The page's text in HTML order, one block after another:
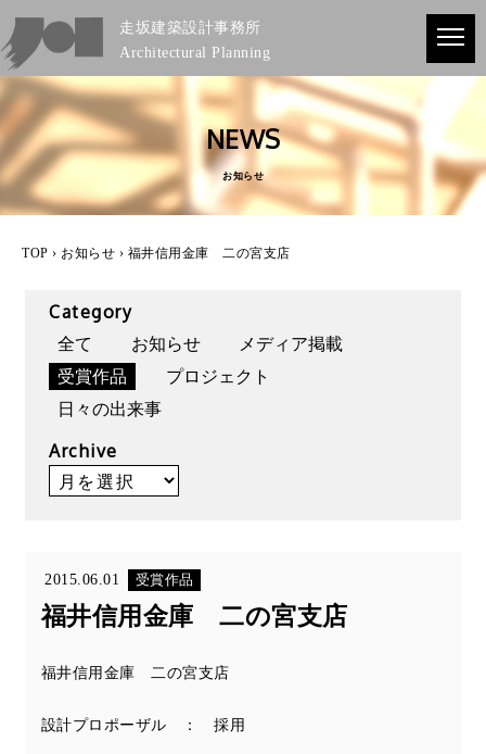
走坂建築設計事務所
Architectural Planning
NEWS
お知らせ
TOP › お知らせ › 福井信用金庫 二の宮支店
Category
全て お知らせ
メディア掲載
受賞作品
プロジェクト
日々の出来事
Archive
2015.06.01 受賞作品
福井信用金庫 二の宮支店
福井信用金庫 二の宮支店
設計プロポーザル ： 採用